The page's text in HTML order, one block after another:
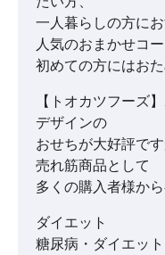
一人暮らしの方にお
人気のおまかせコー
初めての方にはお
【トオカツフーズ
デザインの
おせちが大好評で
売れ筋商品として
多くの購入者様か
ダイエット
糖尿病・ダイエッ